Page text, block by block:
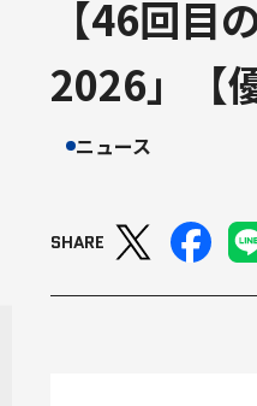
【46回目
2026」【
ニュース
SHARE